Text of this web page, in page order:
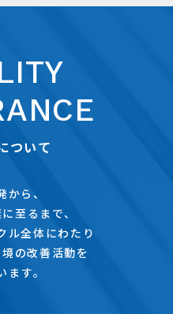
ついて
から、
至るまで、
ル全体にわたり
の改善活動を
ます。